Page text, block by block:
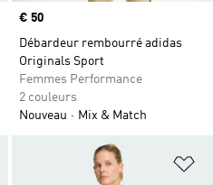
Prix
€ 50
Débardeur rembourré adidas
Originals Sport
Femmes Performance
2 couleurs
Nouveau
Mix & Match
Ajouter à la Liste de produits